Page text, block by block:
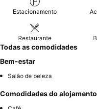
Estacionamento
Restaurante
Todas as comodidades
Bem-estar
Salão de beleza
Comodidades do alojamento